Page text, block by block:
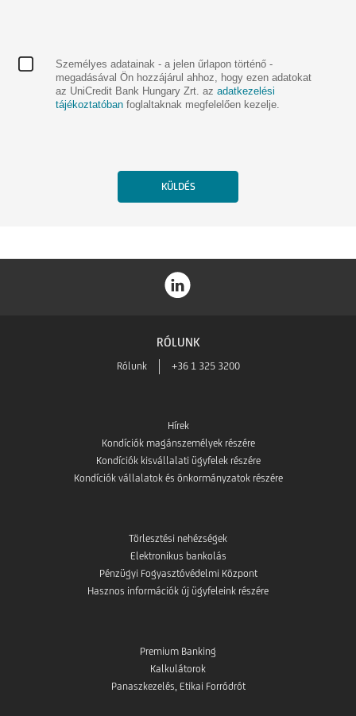
Személyes adatainak - a jelen űrlapon történő -
megadásával Ön hozzájárul ahhoz, hogy ezen adatokat
az UniCredit Bank Hungary Zrt. az adatkezelési
tájékoztatóban foglaltaknak megfelelően kezelje.
RÓLUNK
Rólunk +36 1 325 3200
Hírek
Kondíciók magánszemélyek részére
Kondíciók kisvállalati ügyfelek részére
Kondíciók vállalatok és önkormányzatok részére
Törlesztési nehézségek
Elektronikus bankolás
Pénzügyi Fogyasztóvédelmi Központ
Hasznos információk új ügyfeleink részére
Premium Banking
Kalkulátorok
Panaszkezelés, Etikai Forródrót